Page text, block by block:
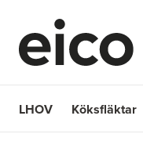
LHOV Köksfläktar